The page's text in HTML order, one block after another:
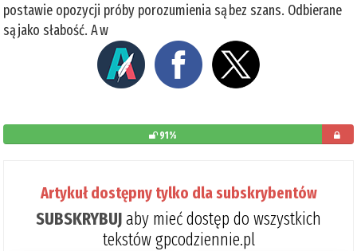
postawie opozycji próby porozumienia są bez szans. Odbierane
są jako słabość. A w
91%
Artykuł dostępny tylko dla subskrybentów
SUBSKRYBUJaby mieć dostęp do wszystkich
tekstów gpcodziennie.pl